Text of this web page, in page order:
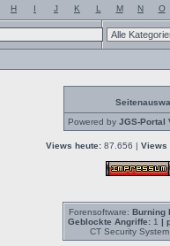
H I J K L M N O
Powered by JGS-Portal
Views heute: 87.656 | Views
Forensoftware: Burning
Geblockte Angriffe:1 |
CT Security